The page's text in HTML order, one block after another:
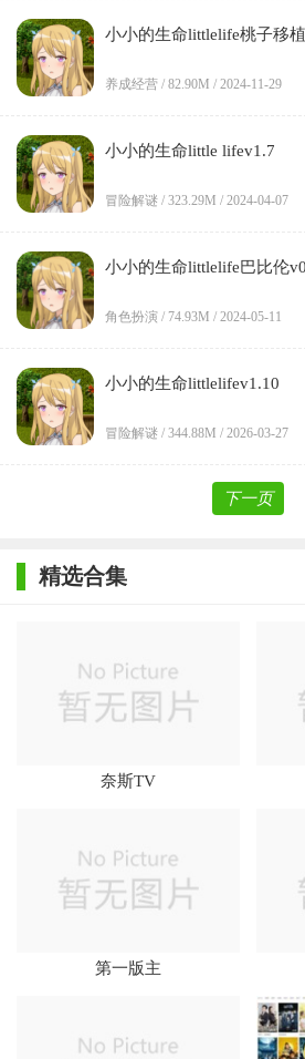
小小的生命littlelife桃子移
养成经营 / 82.90M / 2024-11-29
小小的生命little lifev1.7
冒险解谜 / 323.29M / 2024-04-07
小小的生命littlelife巴比伦
角色扮演 / 74.93M / 2024-05-11
小小的生命littlelifev1.10
冒险解谜 / 344.88M / 2026-03-27
下一页
精选合集
奈斯TV
第一版主